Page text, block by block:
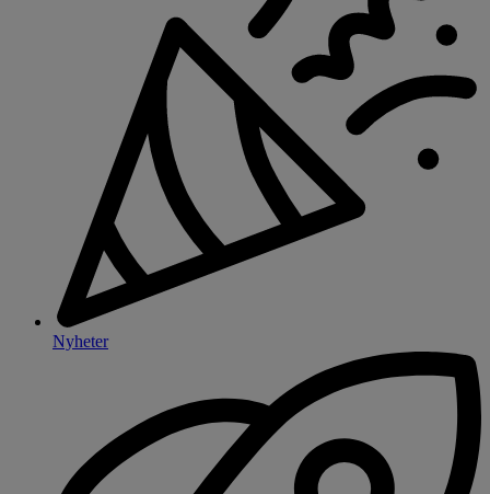
Nyheter